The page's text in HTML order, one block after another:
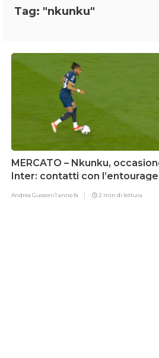
Tag: "nkunku"
MERCATO – Nkunku,
Inter: contatti con l’entourage
Andrea Gussoni1 anno fa 2 min di lettura